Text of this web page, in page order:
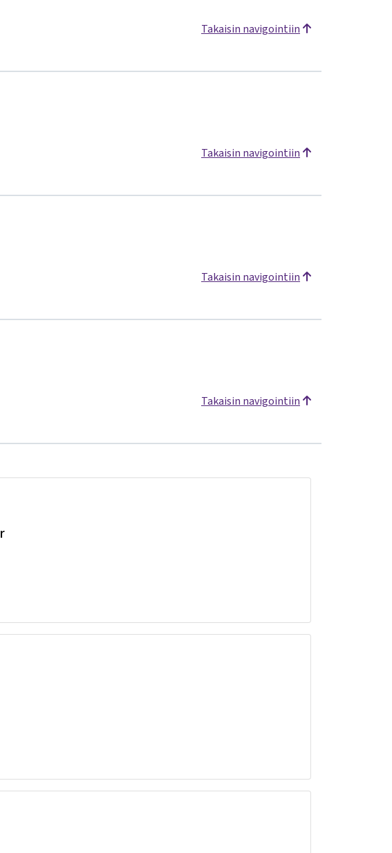
Takaisin navigointiin
Takaisin navigointiin
Takaisin navigointiin
Takaisin navigointiin